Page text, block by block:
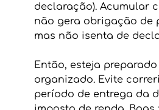
declaração). Acumular
não gera obrigação de
mas não isenta de
Então, esteja preparado
organizado. Evite
período de entrega da